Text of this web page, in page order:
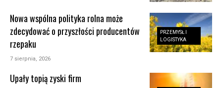
PRZEMYSŁ I
LOGISTYKA
Nowa wspólna polityka rolna może
zdecydować o przyszłości producentów
rzepaku
7 sierpnia, 2026
Upały topią zyski firm